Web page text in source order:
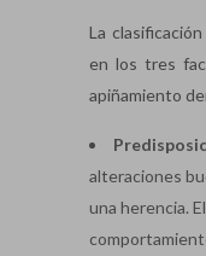
La
en los tres
apiñamiento
alteraciones
una herencia.